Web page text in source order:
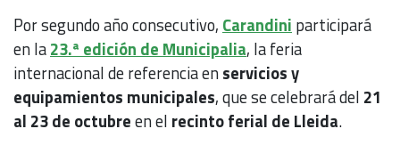
Por segundo año consecutivo, Carandini participará
en la23.ª edición de Municipalia, la feria
internacional de referencia enservicios y
equipamientos municipales, que se celebrará del 21
al 23 de octubreen el recinto ferial de Lleida.